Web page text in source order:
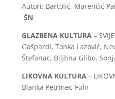
Autori: Bartolić,
ŠN
GLAZBENA KULTURA –
Gašpardi, Tonka Lazović,
Štefanac, Biljhna Glibo,
LIKOVNA KULTURA–
Blanka Petrinec-Fulir